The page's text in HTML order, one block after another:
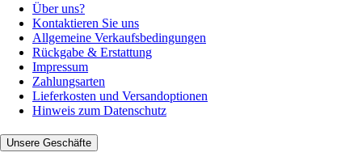
Über uns?
Kontaktieren Sie uns
Allgemeine Verkaufsbedingungen
Rückgabe & Erstattung
Impressum
Zahlungsarten
Lieferkosten und Versandoptionen
Hinweis zum Datenschutz
Unsere Geschäfte